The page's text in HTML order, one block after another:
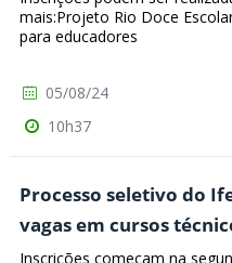
mais:Projeto Rio Doce
para educadores
05/08/24
10h37
Processo seletivo do
vagas em cursos
Inscrições começam na